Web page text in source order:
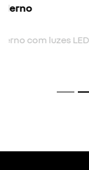
nova cor
Nova cor biton.